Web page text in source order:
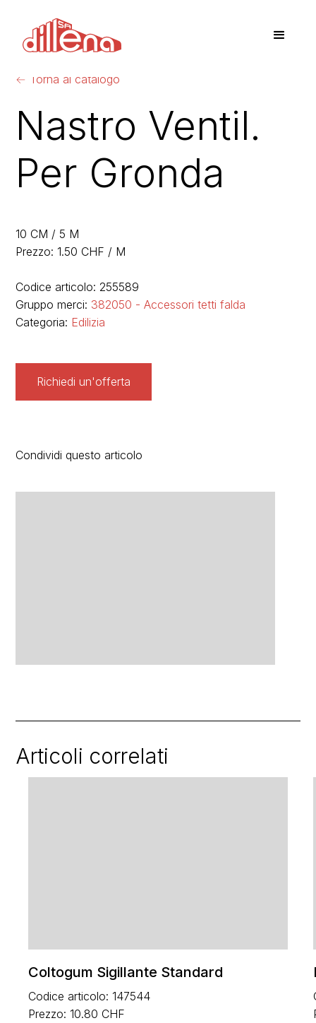
← Torna al catalogo
Nastro Ventil.
Per Gronda
10 CM / 5 M
Prezzo: 1.50 CHF / M
Codice articolo: 255589
Gruppo merci: 382050 - Accessori tetti falda
Categoria: Edilizia
Richiedi un'offerta
Condividi questo articolo
Articoli correlati
Coltogum Sigillante Standard
Codice articolo: 147544
Prezzo: 10.80 CHF